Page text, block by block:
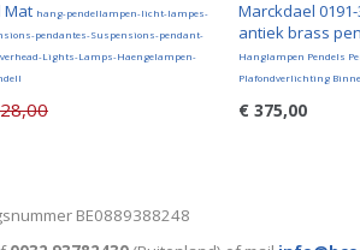
Mat hang-pendellampen-licht-lampes-
pendantes-Suspensions-pendant-
Lights-Lamps-Haengelampen-
Marckdael
antiek brass
Hanglampen Pendels
Plafondverlichting
€ 375,00
BE0889388248